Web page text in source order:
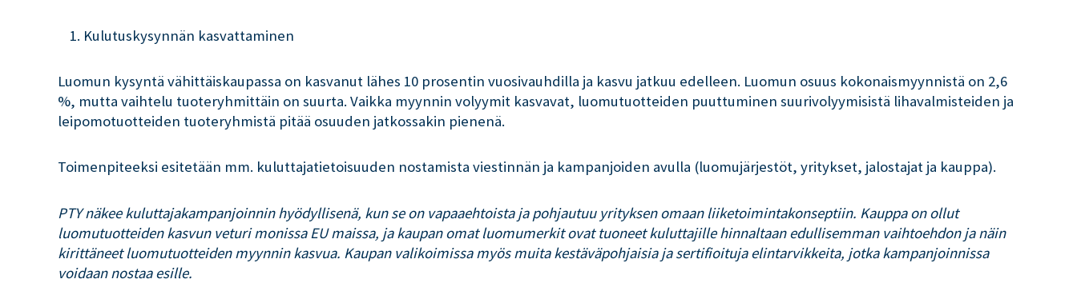
Kulutuskysynnän kasvattaminen
Luomun kysyntä vähittäiskaupassa on kasvanut lähes 10 prosentin vuosivauhdilla ja kasvu jatkuu edelleen. Luomun osuus kokonaismyynnistä on 2,6
%, mutta vaihtelu tuoteryhmittäin on suurta. Vaikka myynnin volyymit kasvavat, luomutuotteiden puuttuminen suurivolyymisistä lihavalmisteiden ja
leipomotuotteiden tuoteryhmistä pitää osuuden jatkossakin pienenä.
Toimenpiteeksi esitetään mm. kuluttajatietoisuuden nostamista viestinnän ja kampanjoiden avulla (luomujärjestöt, yritykset, jalostajat ja kauppa).
PTY näkee kuluttajakampanjoinnin hyödyllisenä, kun se on vapaaehtoista ja pohjautuu yrityksen omaan liiketoimintakonseptiin. Kauppa on ollut
luomutuotteiden kasvun veturi monissa EU maissa, ja kaupan omat luomumerkit ovat tuoneet kuluttajille hinnaltaan edullisemman vaihtoehdon ja näin
kirittäneet luomutuotteiden myynnin kasvua. Kaupan valikoimissa myös muita kestäväpohjaisia ja sertifioituja elintarvikkeita, jotka kampanjoinnissa
voidaan nostaa esille.